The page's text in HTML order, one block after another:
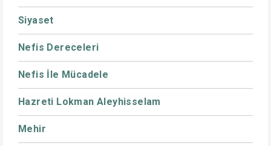
Siyaset
Nefis Dereceleri
Nefis İle Mücadele
Hazreti Lokman Aleyhisselam
Mehir